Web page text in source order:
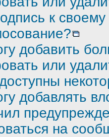
к
добавить
или
добавлять
на